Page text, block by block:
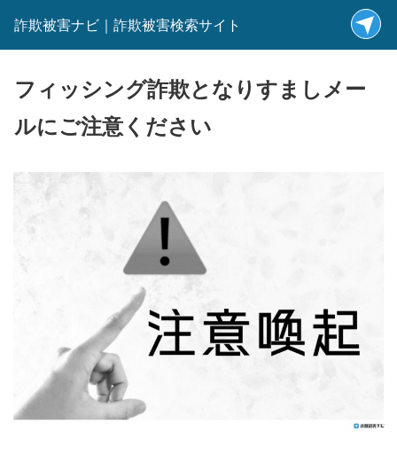
詐欺被害ナビ｜詐欺被害検索サイト
フィッシング詐欺となりすましメー
ルにご注意ください